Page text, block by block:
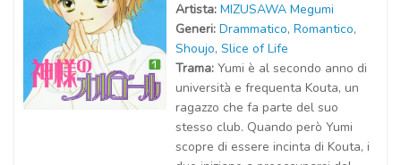
Artista: MIZUSAWA Megumi
Generi: Drammatico, Romantico,
Shoujo, Slice of Life
Trama: Yumi è al secondo anno di
università e frequenta Kouta, un
ragazzo che fa parte del suo
stesso club. Quando però Yumi
scopre di essere incinta di Kouta, i